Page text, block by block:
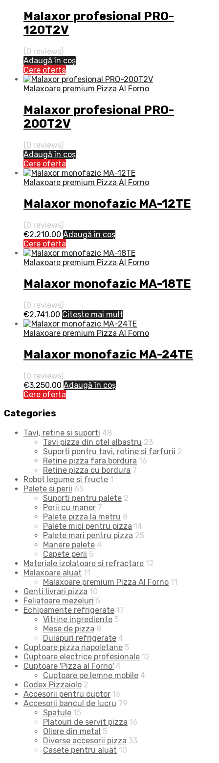
Malaxor profesional PRO-
120T2V
(0 reviews)
Adaugă în coș
Cere oferta
Malaxoare premium Pizza Al Forno
Malaxor profesional PRO-
200T2V
(0 reviews)
Adaugă în coș
Cere oferta
Malaxoare premium Pizza Al Forno
Malaxor monofazic MA-12TE
(0 reviews)
€2,210.00 Adaugă în coș
Cere oferta
Malaxoare premium Pizza Al Forno
Malaxor monofazic MA-18TE
(0 reviews)
€2,741.00 Citește mai mult
Malaxoare premium Pizza Al Forno
Malaxor monofazic MA-24TE
(0 reviews)
€3,250.00 Adaugă în coș
Cere oferta
Categories
Tavi, retine si suporti 48
Tavi pizza din otel albastru 23
Suporti pentru tavi, retine si farfurii 2
Retine pizza fara bordura 16
Retine pizza cu bordura 7
Robot legume si fructe 1
Palete si perii 65
Suporti pentru palete 2
Perii cu maner 7
Palete pizza la metru 8
Palete mici pentru pizza 14
Palete mari pentru pizza 25
Manere palete 4
Capete perii 5
Materiale izolatoare si refractare 12
Malaxoare aluat 11
Malaxoare premium Pizza Al Forno 11
Genti livrari pizza 10
Feliatoare mezeluri 5
Echipamente refrigerate 17
Vitrine ingrediente 5
Mese de pizza 8
Dulapuri refrigerate 4
Cuptoare pizza napoletane 5
Cuptoare electrice profesionale 12
Cuptoare 'Pizza al Forno' 4
Cuptoare pe lemne mobile 4
Codex Pizzaiolo 2
Accesorii pentru cuptor 16
Accesorii bancul de lucru 79
Spatule 15
Platouri de servit pizza 16
Oliere din metal 5
Diverse accesorii pizza 33
Casete pentru aluat 10